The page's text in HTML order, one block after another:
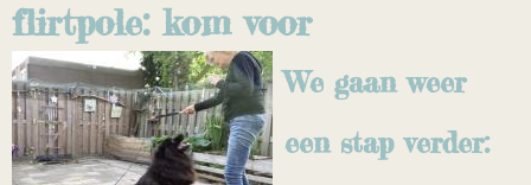
flirtpole: kom voor
We gaan weer
een stap verder:
EN HUISDIER ACCESSOIRES